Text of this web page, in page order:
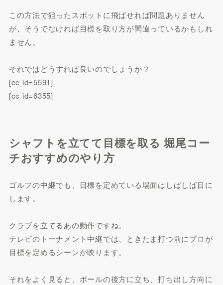
この方法で狙ったスポットに飛ばせれば問題ありません
が、そうでなければ目標を取り方が間違っているかもしれ
ません。
それではどうすれば良いのでしょうか？
[cc id=5591]
[cc id=6355]
シャフトを立てて目標を取る 堀尾コー
チおすすめのやり方
ゴルフの中継でも、目標を定めている場面はしばしば目に
します。
クラブを立てるあの動作ですね。
テレビのトーナメント中継では、ときたま打つ前にプロが
目標を定めるシーンが映ります。
それをよく見ると、ボールの後方に立ち、打ち出し方向に